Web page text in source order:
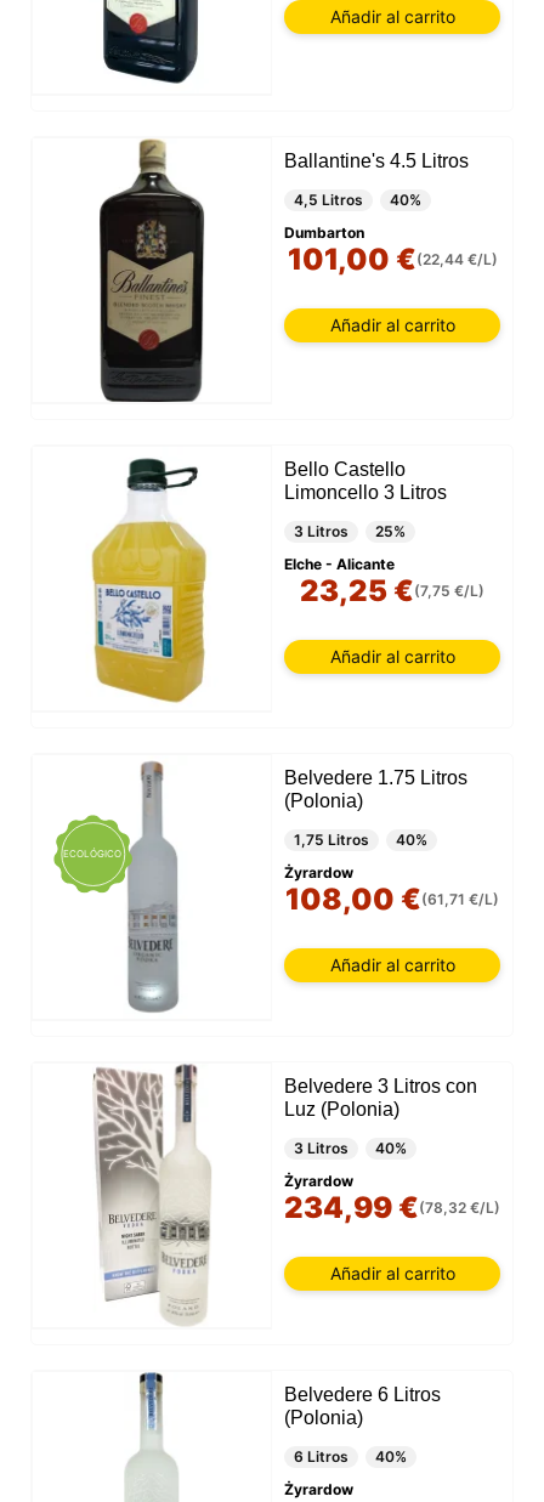
Añadir al carrito
Ballantine's 4.5 Litros
4,5 Litros
40%
Dumbarton
101,00 €(22,44 €/L)
Añadir al carrito
Bello Castello
Limoncello 3 Litros
3 Litros
25%
Elche - Alicante
23,25 €(7,75 €/L)
Añadir al carrito
ECOLÓGICO
Belvedere 1.75 Litros
(Polonia)
1,75 Litros
40%
Żyrardow
108,00 €(61,71 €/L)
Añadir al carrito
Belvedere 3 Litros con
Luz (Polonia)
3 Litros
40%
Żyrardow
234,99 €(78,32 €/L)
Añadir al carrito
Belvedere 6 Litros
(Polonia)
6 Litros
40%
Żyrardow